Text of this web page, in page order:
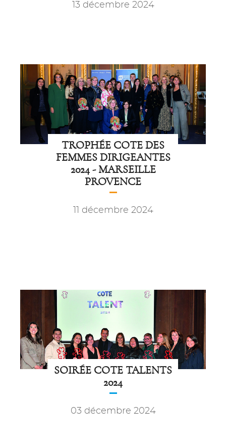
13 décembre 2024
TROPHÉE COTE DES
FEMMES DIRIGEANTES
2024 - MARSEILLE
PROVENCE
11 décembre 2024
SOIRÉE COTE TALENTS
2024
03 décembre 2024